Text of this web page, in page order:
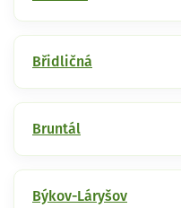
Břidličná
Bruntál
Býkov-Láryšov